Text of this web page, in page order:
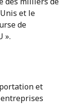
et le
de
».
et
entreprises